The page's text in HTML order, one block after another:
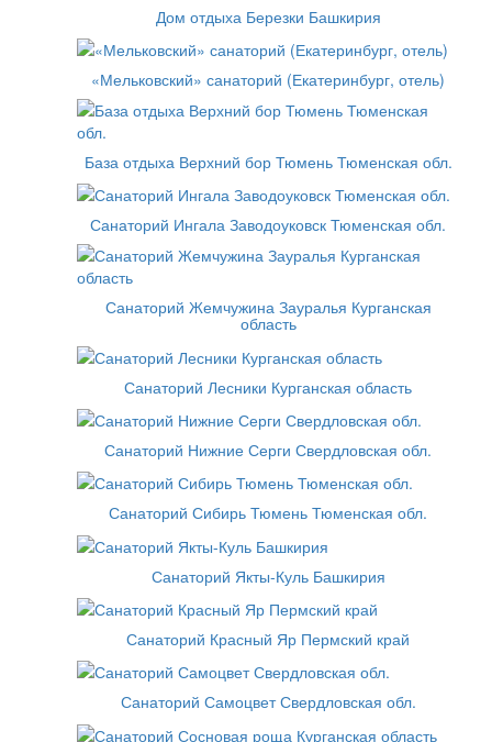
Дом отдыха Березки Башкирия
«Мельковский» санаторий (Екатеринбург, отель)
База отдыха Верхний бор Тюмень Тюменская обл.
Санаторий Ингала Заводоуковск Тюменская обл.
Санаторий Жемчужина Зауралья Курганская
область
Санаторий Лесники Курганская область
Санаторий Нижние Серги Свердловская обл.
Санаторий Сибирь Тюмень Тюменская обл.
Санаторий Якты-Куль Башкирия
Санаторий Красный Яр Пермский край
Санаторий Самоцвет Свердловская обл.